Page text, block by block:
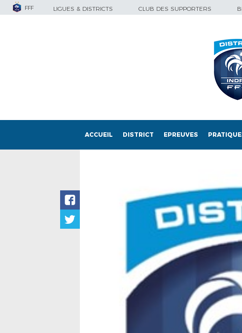
FFF LIGUES & DISTRICTS CLUB DES SUPPORTERS
ACCUEIL DISTRICT EPREUVES